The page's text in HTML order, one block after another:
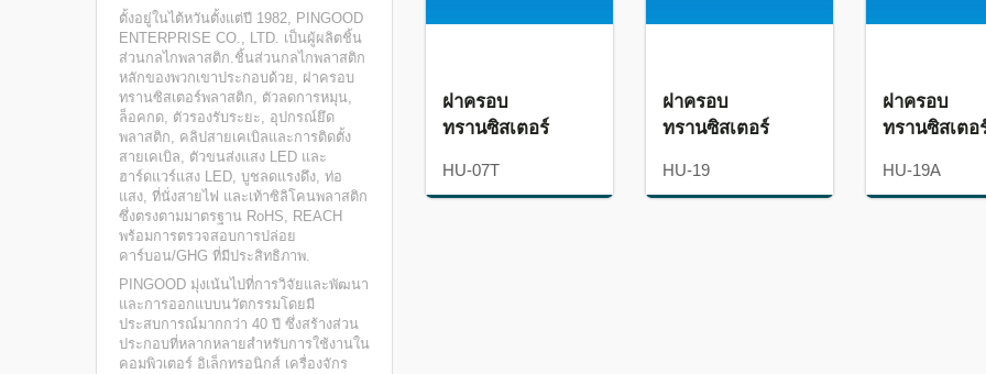
ตั้งอยู่ในไต้หวันตั้งแต่ปี 1982, PINGOOD
ENTERPRISE CO., LTD. เป็นผู้ผลิตชิ้น
ส่วนกลไกพลาสติก.ชิ้นส่วนกลไกพลาสติก
หลักของพวกเขาประกอบด้วย, ฝาครอบ
ทรานซิสเตอร์พลาสติก, ตัวลดการหมุน,
ล็อคกด, ตัวรองรับระยะ, อุปกรณ์ยึด
พลาสติก, คลิปสายเคเบิลและการติดตั้ง
สายเคเบิล, ตัวขนส่งแสง LED และ
ฮาร์ดแวร์แสง LED, บูชลดแรงดึง, ท่อ
แสง, ที่นั่งสายไฟ และเท้าซิลิโคนพลาสติก
ซึ่งตรงตามมาตรฐาน RoHS, REACH
พร้อมการตรวจสอบการปล่อย
คาร์บอน/GHG ที่มีประสิทธิภาพ.
PINGOOD มุ่งเน้นไปที่การวิจัยและพัฒนา
และการออกแบบนวัตกรรมโดยมี
ประสบการณ์มากกว่า 40 ปี ซึ่งสร้างส่วน
ประกอบที่หลากหลายสำหรับการใช้งานใน
คอมพิวเตอร์ อิเล็กทรอนิกส์ เครื่องจักร
ฝาครอบ
ทรานซิสเตอร์
HU-07T
ฝาครอบ
ทรานซิสเตอร์
HU-19
ฝาครอบ
ทรานซิสเตอ
HU-19A